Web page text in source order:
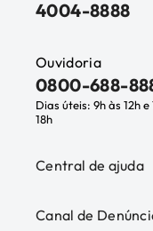
4004-8888
Ouvidoria
0800-688-
Dias úteis: 9h às 12h e
18h
Central de ajuda
Canal de